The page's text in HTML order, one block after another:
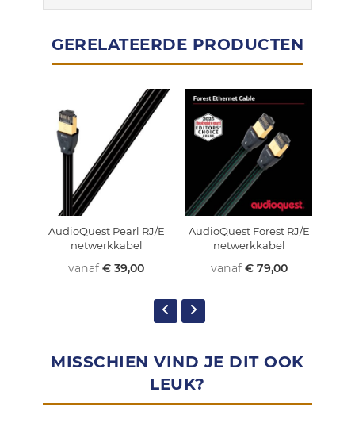
GERELATEERDE PRODUCTEN
AudioQuest Pearl RJ/E
netwerkkabel
vanaf € 39,00
AudioQuest Forest RJ/E
netwerkkabel
vanaf € 79,00
MISSCHIEN VIND JE DIT OOK
LEUK?